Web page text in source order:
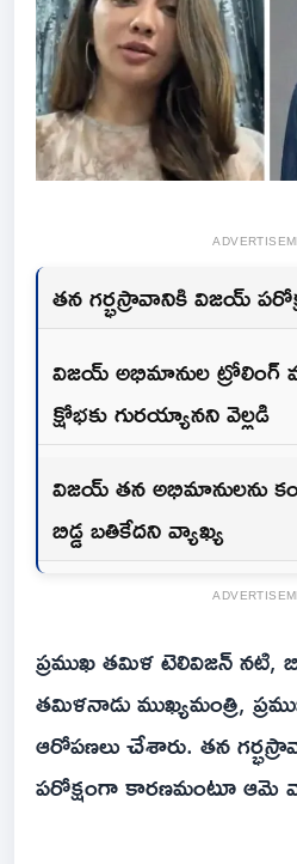
తన గర్భస్రావానికి విజయ్
విజయ్ అభిమానుల ట్రోలింగ్
క్షోభకు గురయ్యానని వెల్లడి
విజయ్ తన అభిమానులను
బిడ్డ బతికేదని వ్యాఖ్య
ప్రముఖ తమిళ టెలివిజన్ నటి,
తమిళనాడు ముఖ్యమంత్రి,
ఆరోపణలు చేశారు. తన
పరోక్షంగా కారణమంటూ ఆమె